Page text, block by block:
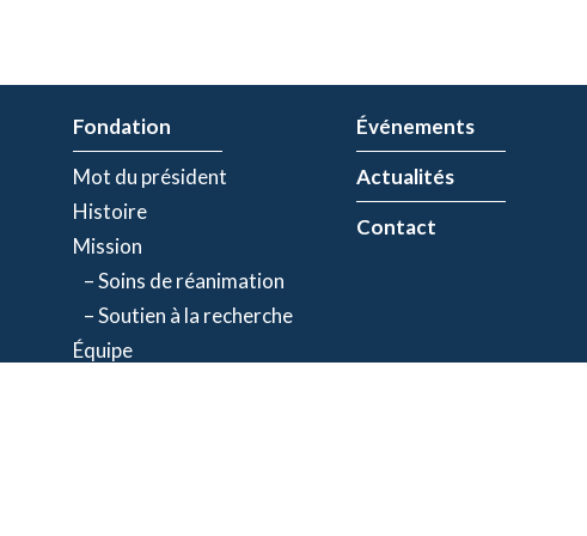
Fondation
Mot du président
Histoire
Mission
– Soins de réanimation
– Soutien à la recherche
Équipe
Événements
Actualités
Contact